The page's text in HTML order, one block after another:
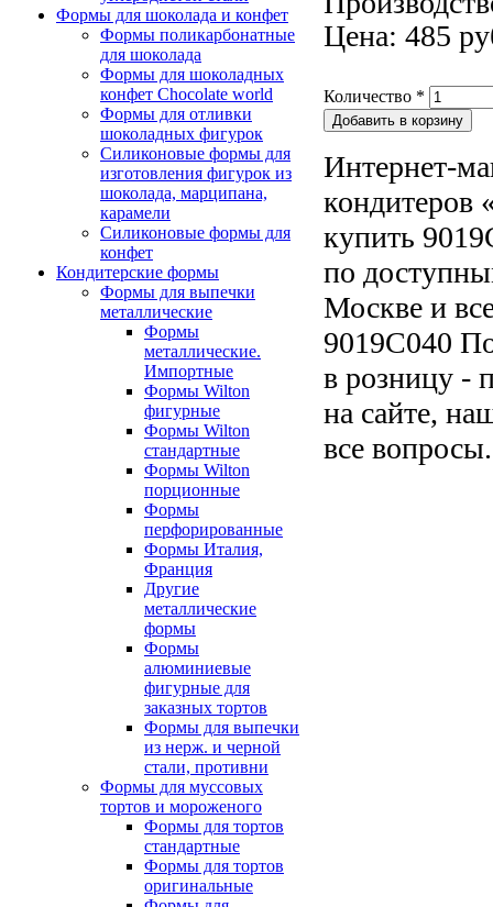
Формы для шоколада и конфет
Формы поликарбонатные
для шоколада
Формы для шоколадных
конфет Сhocolate world
Формы для отливки
шоколадных фигурок
Силиконовые формы для
изготовления фигурок из
шоколада, марципана,
карамели
Силиконовые формы для
конфет
Кондитерские формы
Формы для выпечки
металлические
Формы
металлические.
Импортные
Формы Wilton
фигурные
Формы Wilton
стандартные
Формы Wilton
порционные
Формы
перфорированные
Формы Италия,
Франция
Другие
металлические
формы
Формы
алюминиевые
фигурные для
заказных тортов
Формы для выпечки
из нерж. и черной
стали, противни
Формы для муссовых
тортов и мороженого
Формы для тортов
стандартные
Формы для тортов
оригинальные
Цена: 485
Количество *
Интернет-
кондитеров
купить
по
Москве и
9019C040
в розницу -
на сайте,
все вопросы.